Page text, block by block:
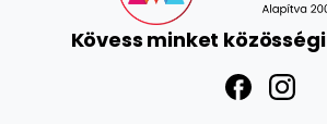
Kövess minket közösségi